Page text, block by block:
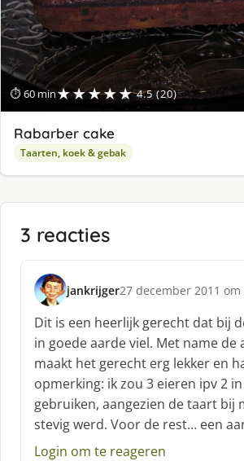
⏱ 60 min★★★★★ 4.5 (20)
Rabarber cake
Taarten, koek & gebak
3 reacties
jankrijger
s
c
h
r
e
e
f
27 december 2011 om
Dit is een heerlijk gerecht dat bij
in goede aarde viel. Met name de
maakt het gerecht erg lekker en
opmerking: ik zou 3 eieren ipv 2
gebruiken, aangezien de taart bij
stevig werd. Voor de rest… een
Login om te reageren